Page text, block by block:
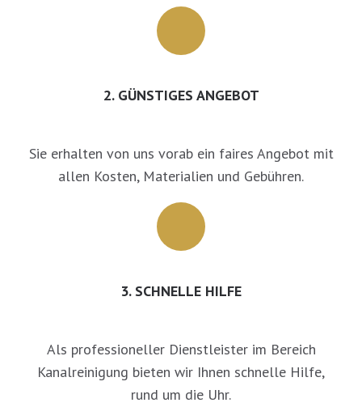
2. GÜNSTIGES ANGEBOT
Sie erhalten von uns vorab ein faires Angebot mit
allen Kosten, Materialien und Gebühren.
3. SCHNELLE HILFE
Als professioneller Dienstleister im Bereich
Kanalreinigung bieten wir Ihnen schnelle Hilfe,
rund um die Uhr.